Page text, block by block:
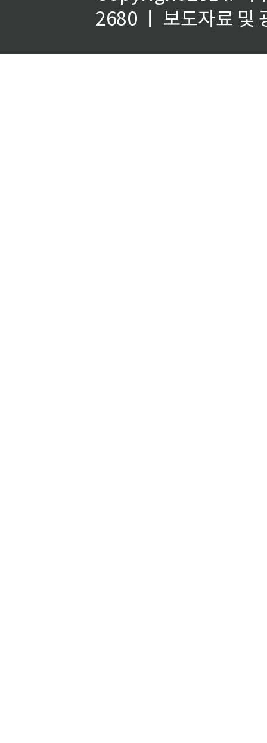
2680 ㅣ 보도자료